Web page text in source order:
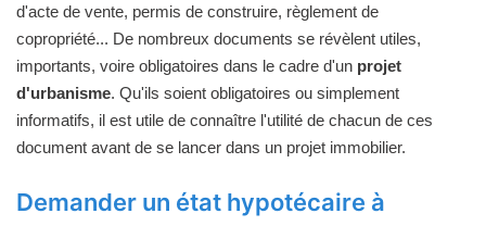
d'acte de vente, permis de construire, règlement de
copropriété... De nombreux documents se révèlent utiles,
importants, voire obligatoires dans le cadre d'un projet
d'urbanisme. Qu'ils soient obligatoires ou simplement
informatifs, il est utile de connaître l'utilité de chacun de ces
document avant de se lancer dans un projet immobilier.
Demander un état hypotécaire à